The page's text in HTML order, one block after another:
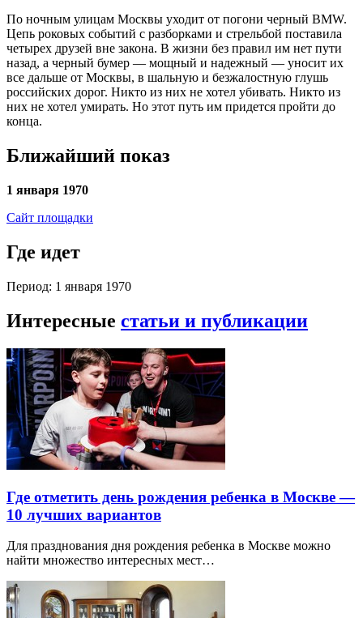
По ночным улицам Москвы уходит от погони черный BMW.
Цепь роковых событий с разборками и стрельбой поставила
четырех друзей вне закона. В жизни без правил им нет пути
назад, а черный бумер — мощный и надежный — уносит их
все дальше от Москвы, в шальную и безжалостную глушь
российских дорог. Никто из них не хотел убивать. Никто из
них не хотел умирать. Но этот путь им придется пройти до
конца.
Ближайший показ
1 января 1970
Сайт площадки
Где идет
Период: 1 января 1970
Интересные статьи и публикации
Где отметить день рождения ребенка в Москве —
10 лучших вариантов
Для празднования дня рождения ребенка в Москве можно
найти множество интересных мест…